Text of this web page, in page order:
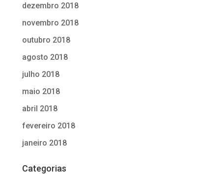
dezembro 2018
novembro 2018
outubro 2018
agosto 2018
julho 2018
maio 2018
abril 2018
fevereiro 2018
janeiro 2018
Categorias